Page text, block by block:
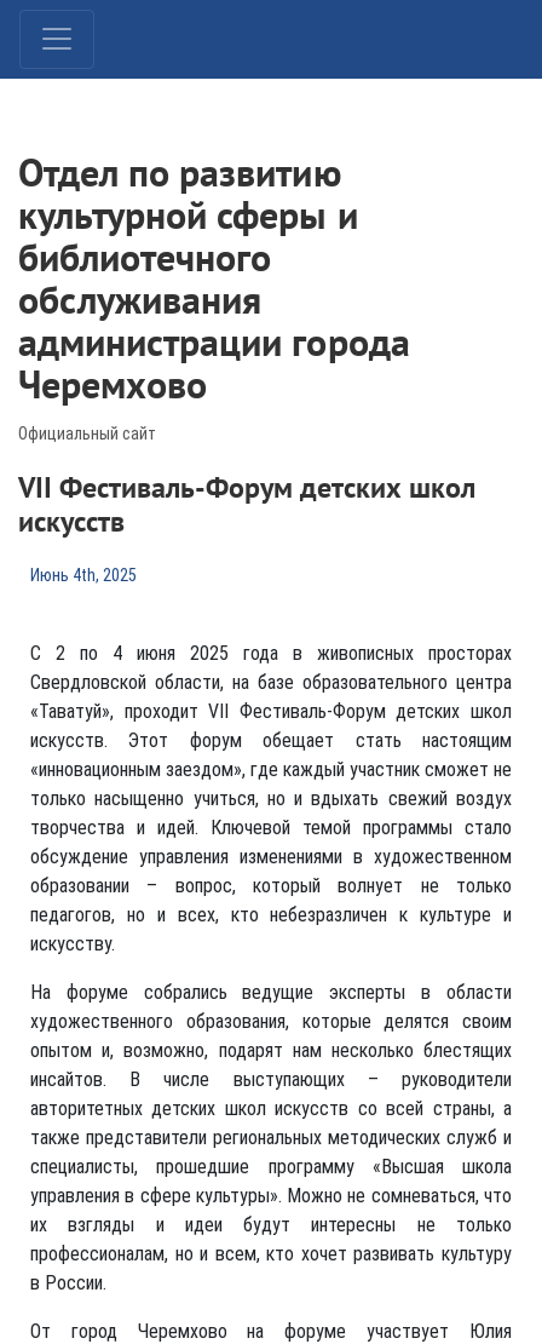
Отдел по развитию
культурной сферы и
библиотечного
обслуживания
администрации города
Черемхово
Официальный сайт
VII Фестиваль-Форум детских школ
искусств
Июнь 4th, 2025
С 2 по 4 июня 2025 года в живописных просторах
Свердловской области, на базе образовательного центра
«Таватуй», проходит VII Фестиваль-Форум детских школ
искусств. Этот форум обещает стать настоящим
«инновационным заездом», где каждый участник сможет не
только насыщенно учиться, но и вдыхать свежий воздух
творчества и идей. Ключевой темой программы стало
обсуждение управления изменениями в художественном
образовании – вопрос, который волнует не только
педагогов, но и всех, кто небезразличен к культуре и
искусству.
На форуме собрались ведущие эксперты в области
художественного образования, которые делятся своим
опытом и, возможно, подарят нам несколько блестящих
инсайтов. В числе выступающих – руководители
авторитетных детских школ искусств со всей страны, а
также представители региональных методических служб и
специалисты, прошедшие программу «Высшая школа
управления в сфере культуры». Можно не сомневаться, что
их взгляды и идеи будут интересны не только
профессионалам, но и всем, кто хочет развивать культуру
в России.
От город Черемхово на форуме участвует Юлия